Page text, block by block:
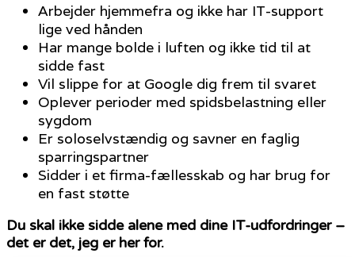
Arbejder hjemmefra og ikke har IT-support
lige ved hånden
Har mange bolde i luften og ikke tid til at
sidde fast
Vil slippe for at Google dig frem til svaret
Oplever perioder med spidsbelastning eller
sygdom
Er soloselvstændig og savner en faglig
sparringspartner
Sidder i et firma-fællesskab og har brug for
en fast støtte
Du skal ikke sidde alene med dine IT-udfordringer –
det er det, jeg er her for.